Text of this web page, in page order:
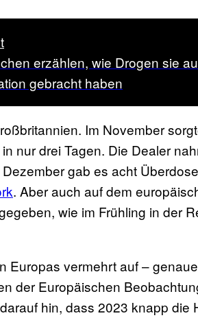
erzählen, wie Drogen sie
gebracht haben
Im November
nur drei Tagen. Die Dealer
gab es acht
. Aber auch auf dem
wie im Frühling in der
Europas vermehrt auf –
der Europäischen
hin, dass 2023 knapp die